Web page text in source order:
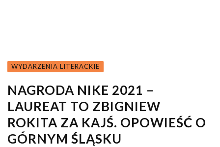
WYDARZENIA LITERACKIE
NAGRODA NIKE 2021 –
LAUREAT TO ZBIGNIEW
ROKITA ZA KAJŚ. OPOWIEŚĆ O
GÓRNYM ŚLĄSKU